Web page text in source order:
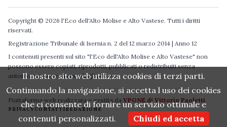
Copyright © 2026 l'Eco dell'Alto Molise e Alto Vastese. Tutti i diritti
riservati.
Registrazione Tribunale di Isernia n. 2 del 12 marzo 2014 | Anno 12
I contenuti presenti sul sito "l'Eco dell'Alto Molise e Alto Vastese" non
possono essere copiati, riprodotti, pubblicati o redistribuiti senza
autorizzazione espressa degli autori.
Piattaforma web realizzata e gestita da VPONE di Vittorio Paoletti
PRIVACYCONTATTIREDAZIONE
Il nostro sito web utilizza cookies di terzi parti.
Continuando la navigazione, si accetta l uso dei cookies
che ci consente di fornire un servizio ottimale e
contenuti personalizzati.
Chiudi ed accetta